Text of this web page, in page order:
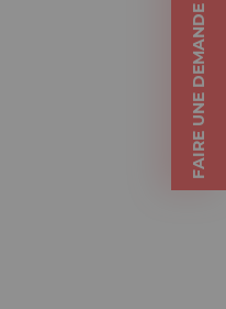
FAIRE UNE DEMANDE